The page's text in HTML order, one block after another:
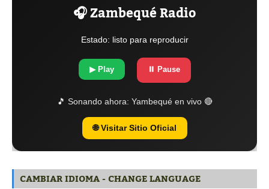
🎧 Zambequé Radio
Estado: listo para reproducir
▶ Play ⏸ Pause
🎵 Sonando ahora: Yambequé en vivo 🔴
🌐 Visitar Sitio Oficial
CAMBIAR IDIOMA - CHANGE LANGUAGE